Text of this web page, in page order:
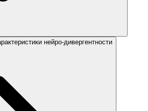
нейро-дивергентности